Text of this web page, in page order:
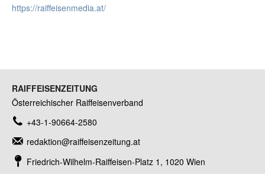
https://raiffeisenmedia.at/
RAIFFEISENZEITUNG
Österreichischer Raiffeisenverband
+43-1-90664-2580
redaktion@raiffeisenzeitung.at
Friedrich-Wilhelm-Raiffeisen-Platz 1, 1020 Wien